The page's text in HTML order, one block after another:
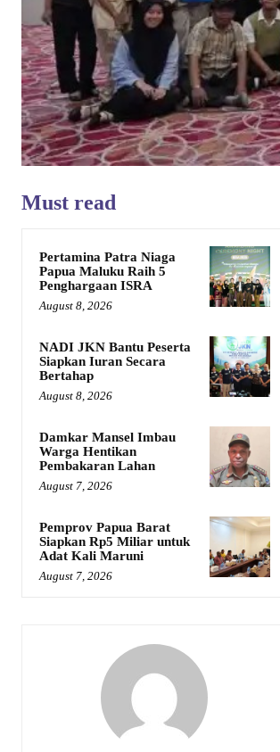
Must read
Pertamina Patra Niaga
Papua Maluku Raih 5
Penghargaan ISRA
August 8, 2026
NADI JKN Bantu Peserta
Siapkan Iuran Secara
Bertahap
August 8, 2026
Damkar Mansel Imbau
Warga Hentikan
Pembakaran Lahan
August 7, 2026
Pemprov Papua Barat
Siapkan Rp5 Miliar untuk
Adat Kali Maruni
August 7, 2026